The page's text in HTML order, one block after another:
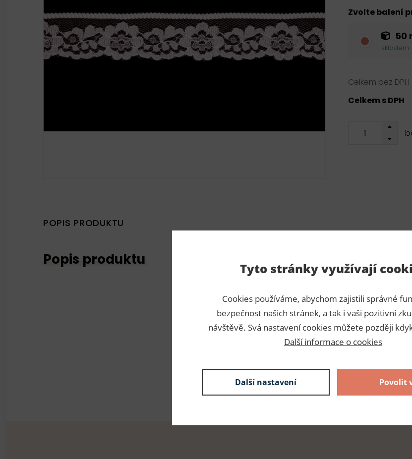
Zvolte balení
50
skladem
Celkem bez DPH
Celkem s DPH
POPIS PRODUKTU
Popis produktu
Tyto stránky využívají
Cookies používáme, abychom zajistili správné
bezpečnost našich stránek, a tak i vaši pozitivní
návštěvě. Svá nastavení cookies můžete později
Další informace o cookies
Další nastavení Povolit